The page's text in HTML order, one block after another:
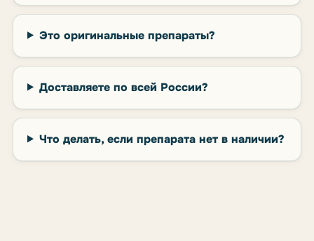
Это оригинальные препараты?
Доставляете по всей России?
Что делать, если препарата нет в наличии?